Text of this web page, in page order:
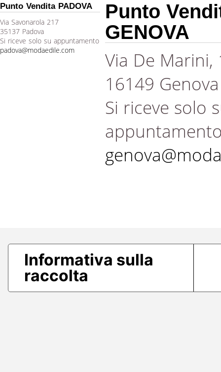
Punto Vendita PADOVA
Via Savonarola 217
35137 Padova
Si riceve solo su appuntamento
padova@modaedile.com
Punto
GENOVA
Via De Marini,
16149 Genova
Si riceve solo
Informativa sulla
raccolta